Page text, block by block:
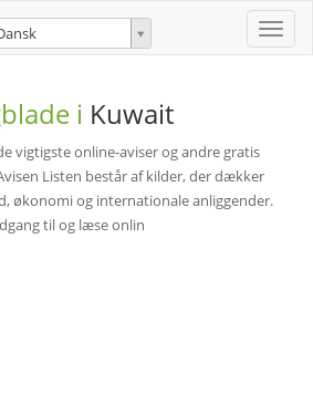
Toggle
i Kuwait
vigtigste online-aviser og andre gratis
Listen består af kilder, der dækker
økonomi og internationale anliggender.
til og læse onlin